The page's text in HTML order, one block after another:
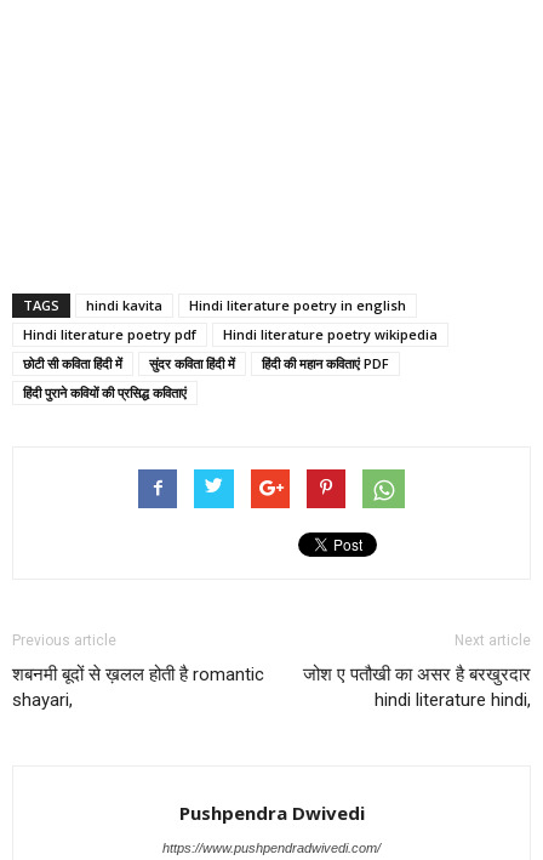
TAGS hindi kavita
Hindi literature poetry in english
Hindi literature poetry pdf
Hindi literature poetry wikipedia
छोटी सी कविता हिंदी में
सुंदर कविता हिंदी में
हिंदी की महान कविताएं PDF
हिंदी पुराने कवियों की प्रसिद्ध कविताएं
Previous article
शबनमी बूदों से ख़लल होती है romantic
shayari,
Next article
जोश ए पतौखी का असर है बरखुरदार
hindi literature hindi,
Pushpendra Dwivedi
https://www.pushpendradwivedi.com/